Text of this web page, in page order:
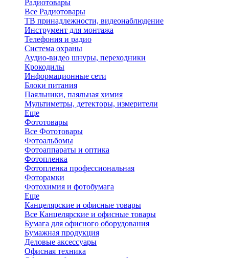
Радиотовары
Все Радиотовары
ТВ принадлежности, видеонаблюдение
Инструмент для монтажа
Телефония и радио
Система охраны
Аудио-видео шнуры, переходники
Крокодилы
Информационные сети
Блоки питания
Паяльники, паяльная химия
Мультиметры, детекторы, измерители
Еще
Фототовары
Все Фототовары
Фотоальбомы
Фотоаппараты и оптика
Фотопленка
Фотопленка профессиональная
Фоторамки
Фотохимия и фотобумага
Еще
Канцелярские и офисные товары
Все Канцелярские и офисные товары
Бумага для офисного оборудования
Бумажная продукция
Деловые аксессуары
Офисная техника